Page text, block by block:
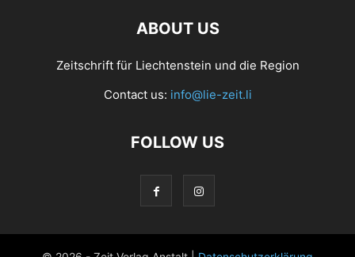
ABOUT US
Zeitschrift für Liechtenstein und die Region
Contact us: info@lie-zeit.li
FOLLOW US